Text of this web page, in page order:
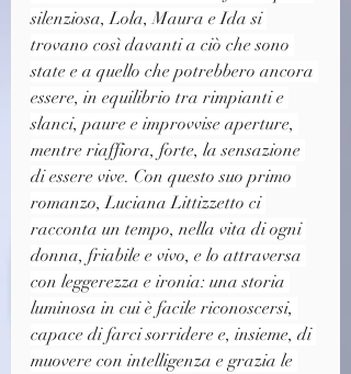
silenziosa, Lola, Maura e Ida si
trovano così davanti a ciò che sono
state e a quello che potrebbero ancora
essere, in equilibrio tra rimpianti e
slanci, paure e improvvise aperture,
mentre riaffiora, forte, la sensazione
di essere vive. Con questo suo primo
romanzo, Luciana Littizzetto ci
racconta un tempo, nella vita di ogni
donna, friabile e vivo, e lo attraversa
con leggerezza e ironia: una storia
luminosa in cui è facile riconoscersi,
capace di farci sorridere e, insieme, di
muovere con intelligenza e grazia le